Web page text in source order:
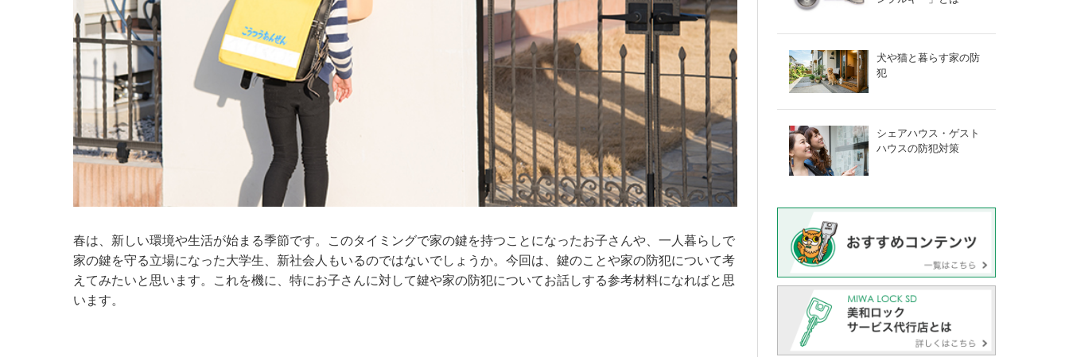
春は、新しい環境や生活が始まる季節です。このタイミングで家の鍵を持つことになったお子さんや、一人暮らしで
家の鍵を守る立場になった大学生、新社会人もいるのではないでしょうか。今回は、鍵のことや家の防犯について考
えてみたいと思います。これを機に、特にお子さんに対して鍵や家の防犯についてお話しする参考材料になればと思
います。
犬や猫と暮らす家の防
犯
シェアハウス・ゲスト
ハウスの防犯対策